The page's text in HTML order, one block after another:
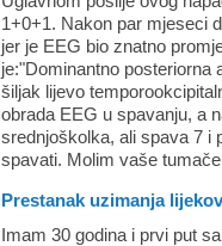
1+0+1. Nakon par mjeseci
jer je EEG bio znatno
je:"Dominantno posteriorna
šiljak lijevo
obrada EEG u spavanju, a
srednjoškolka, ali spava 7 i
spavati. Molim vaše
Prestanak uzimanja
Imam 30 godina i prvi put